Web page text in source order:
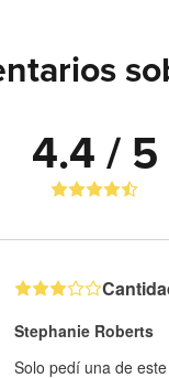
4.4 / 5
Stephanie Roberts
Solo pedí una de